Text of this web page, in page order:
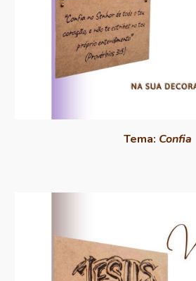
Tema: Confia